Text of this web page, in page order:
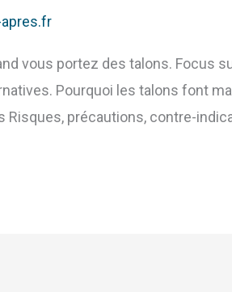
vous portez des talons. Focus
Pourquoi les talons font
précautions, contre-